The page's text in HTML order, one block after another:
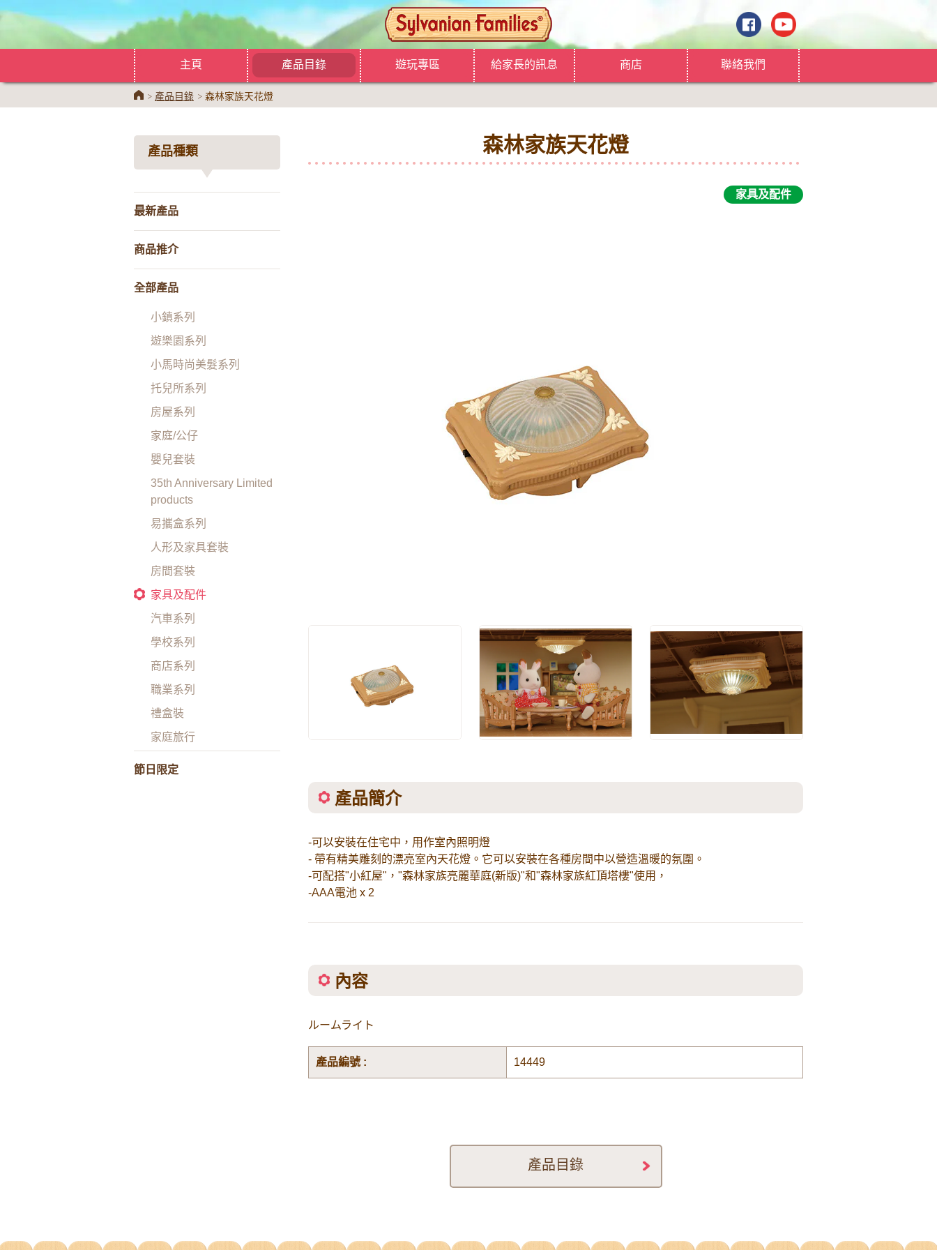
主頁 產品目錄 遊玩專區 給家長的訊息 商店 聯絡我們
Home產品目錄 森林家族天花燈
產品種類
最新產品
商品推介
全部產品
小鎮系列
遊樂園系列
小馬時尚美髮系列
托兒所系列
房屋系列
家庭/公仔
嬰兒套裝
35th Anniversary Limited
products
易攜盒系列
人形及家具套裝
房間套裝
家具及配件
汽車系列
學校系列
商店系列
職業系列
禮盒裝
家庭旅行
節日限定
森林家族天花燈
家具及配件
產品簡介
-可以安裝在住宅中，用作室內照明燈
- 帶有精美雕刻的漂亮室內天花燈。它可以安裝在各種房間中以營造溫暖的氛圍。
-可配搭"小紅屋"，"森林家族亮麗華庭(新版)"和"森林家族紅頂塔樓"使用，
-AAA電池 x 2
內容
ルームライト
產品編號 : 14449
產品目錄